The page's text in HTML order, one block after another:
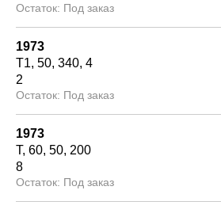
Под заказ
1973
Т1 50 340 4
2
Под заказ
1973
Т 60 50 200
8
Под заказ